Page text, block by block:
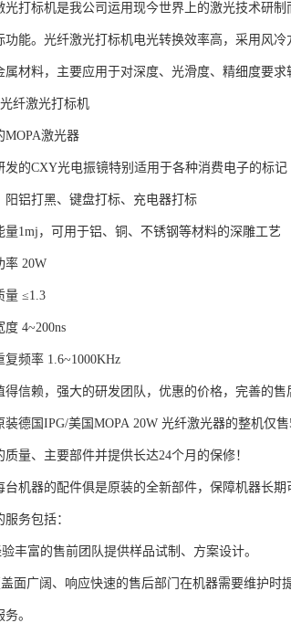
光打标机是我公司运用现今世界上的激光技术研
功能。光纤激光打标机电光转换效率高，采用风
属材料，主要应用于对深度、光滑度、精细度要
纤激光打标机
MOPA激光器
发的CXY光电振镜特别适用于各种消费电子的标记
阳铝打黑、键盘打标、充电器打标
量1mj，可用于铝、铜、不锈钢等材料的深雕工艺
率 20W
量 ≤1.3
度 4~200ns
复频率 1.6~1000KHz
得信赖，强大的研发团队，优惠的价格，完善的售
装德国IPG/美国MOPA 20W 光纤激光器的整机仅售
质量、主要部件并提供长达24个月的保修！
台机器的配件俱是原装的全新部件，保障机器长期
服务包括：
丰富的售前团队提供样品试制、方案设计。
面广阔、响应快速的售后部门在机器需要维护时
。